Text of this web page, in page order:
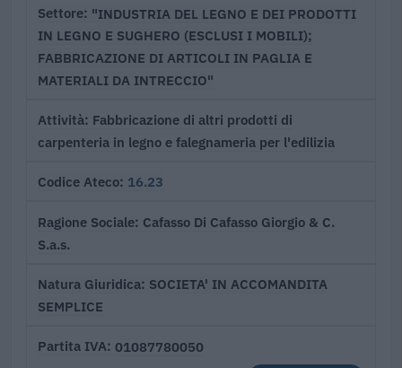
Settore "INDUSTRIA DEL LEGNO E DEI PRODOTTI
IN LEGNO E SUGHERO (ESCLUSI I MOBILI);
FABBRICAZIONE DI ARTICOLI IN PAGLIA E
MATERIALI DA INTRECCIO"
Attività Fabbricazione di altri prodotti di
carpenteria in legno e falegnameria per l'edilizia
Codice Ateco 16.23
Ragione Sociale Cafasso Di Cafasso Giorgio & C.
S.a.s.
Natura Giuridica SOCIETA' IN ACCOMANDITA
SEMPLICE
Partita IVA 01087780050